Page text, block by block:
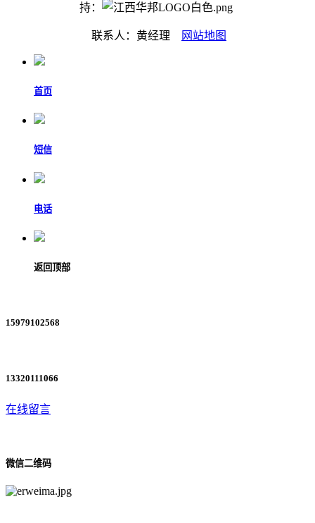
持：
联系人：黄经理 网站地图
首页
短信
电话
返回顶部
15979102568
13320111066
在线留言
微信二维码